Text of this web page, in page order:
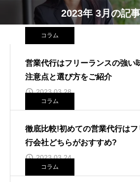
2023年 3月の記
コラム
営業代行はフリーランスの強い
注意点と選び方をご紹介
2023.03.28
コラム
徹底比較!初めての営業代行は
行会社どちらがおすすめ?
2023.03.24
コラム